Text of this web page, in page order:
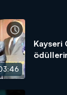
Kayseri